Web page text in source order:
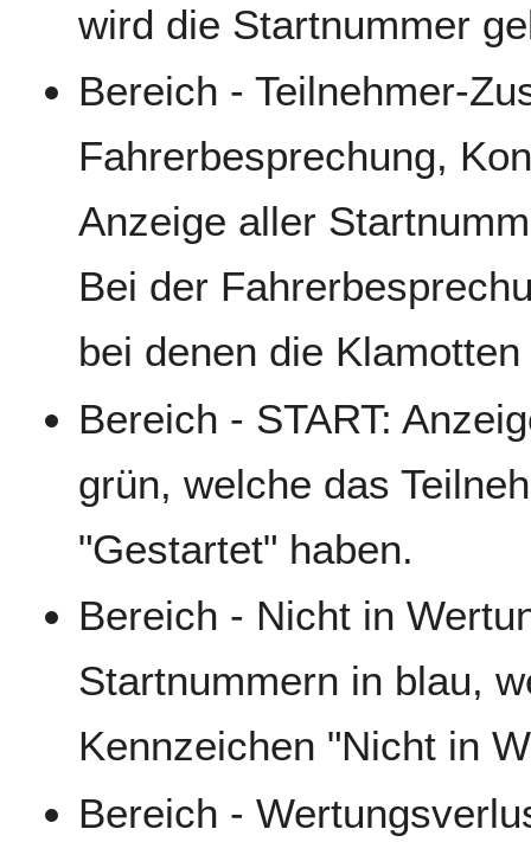
wird die Startnummer
Bereich - Teilnehmer-
Fahrerbesprechung,
Anzeige aller
Bei der
bei denen die
Bereich - START:
grün, welche das
"Gestartet" haben.
Bereich - Nicht in
Startnummern in blau,
Kennzeichen "Nicht in
Bereich -